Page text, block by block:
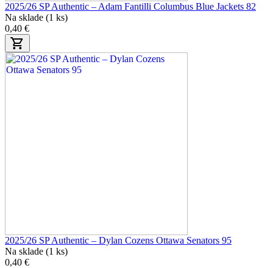
2025/26 SP Authentic – Adam Fantilli Columbus Blue Jackets 82
Na sklade (1 ks)
0,40 €
2025/26 SP Authentic – Dylan Cozens Ottawa Senators 95
Na sklade (1 ks)
0,40 €